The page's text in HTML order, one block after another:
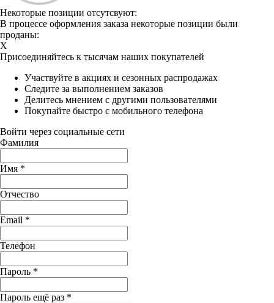
Некоторые позиции отсутсвуют:
В процессе оформления заказа некоторые позиции были
проданы:
X
Присоединяйтесь к тысячам наших покупателей
Участвуйте в акциях и сезонных распродажах
Следите за выполнением заказов
Делитесь мнением с другими пользователями
Покупайте быстро с мобильного телефона
Войти через социальные сети
Фамилия
Имя *
Отчество
Email *
Телефон
Пароль *
Пароль ещё раз *